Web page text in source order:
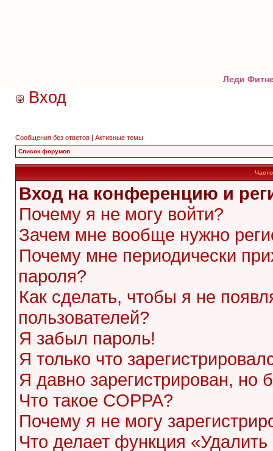
Леди
Вход
Сообщения без ответов | Активные темы
Список форумов
Вход на конференцию и
Почему я не могу войти?
Зачем мне вообще нужно
Почему мне периодически
пароля?
Как сделать, чтобы я не
пользователей?
Я забыл пароль!
Я только что
Я давно зарегистрирован, но
Что такое COPPA?
Почему я не могу
Что делает функция